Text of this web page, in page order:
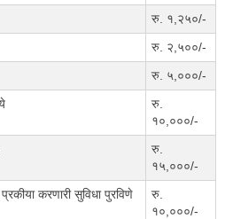
रु. १,२५०/-
रु. २,५००/-
रु. ५,०००/-
रु.
१०,०००/-
रु.
१५,०००/-
करणारी सुविधा पुरविणे
रु.
१०,०००/-